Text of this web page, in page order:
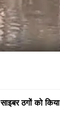
ठगों को किया